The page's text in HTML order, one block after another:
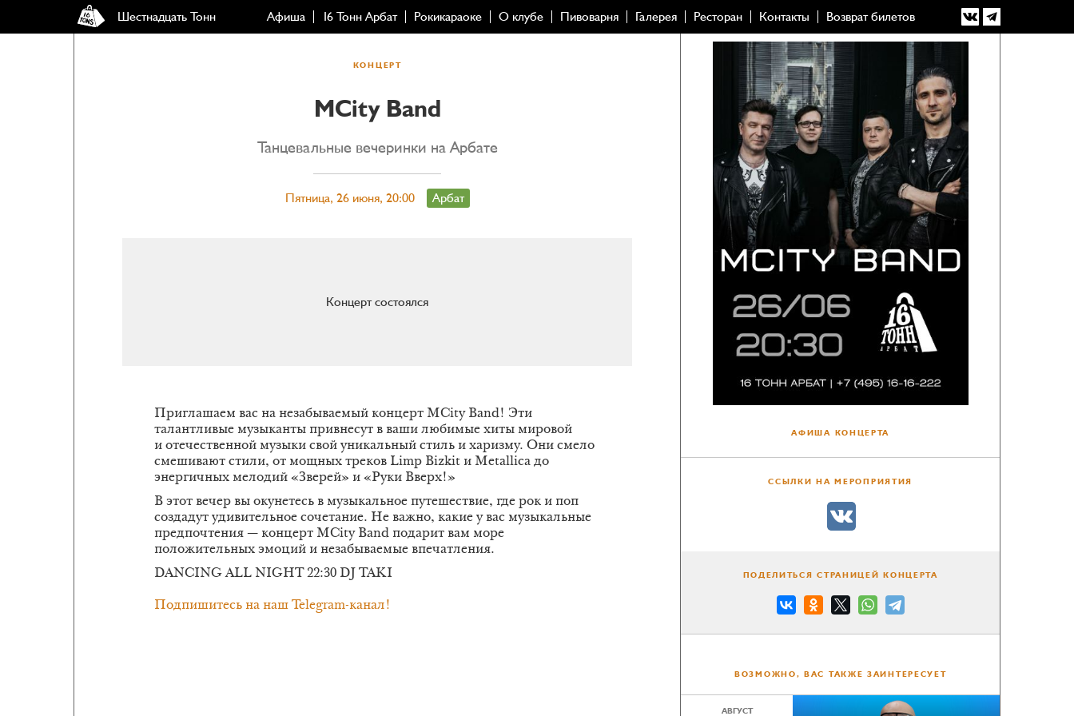
Шестнадцать Тонн Афиша 16 Тонн Арбат Рокикараоке О клубе Пивоварня Галерея Ресторан Контакты Возврат билетов
КОНЦЕРТ
MCity Band
Танцевальные вечеринки на Арбате
Пятница, 26 июня, 20:00 Арбат
Концерт состоялся
Приглашаем вас на незабываемый концерт MCity Band! Эти
талантливые музыканты привнесут в ваши любимые хиты мировой
и отечественной музыки свой уникальный стиль и харизму. Они смело
смешивают стили, от мощных треков Limp Bizkit и Metallica до
энергичных мелодий «Зверей» и «Руки Вверх!»
В этот вечер вы окунетесь в музыкальное путешествие, где рок и поп
создадут удивительное сочетание. Не важно, какие у вас музыкальные
предпочтения — концерт MCity Band подарит вам море
положительных эмоций и незабываемые впечатления.
DANCING ALL NIGHT 22:30 DJ TAKI
Подпишитесь на наш Telegram-канал!
АФИША КОНЦЕРТА
ССЫЛКИ НА МЕРОПРИЯТИЯ
ПОДЕЛИТЬСЯ СТРАНИЦЕЙ КОНЦЕРТА
ВОЗМОЖНО, ВАС ТАКЖЕ ЗАИНТЕРЕСУЕТ
АВГУСТ